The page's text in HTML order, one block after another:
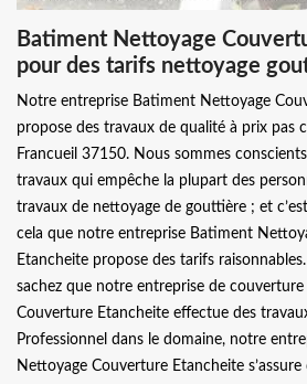
Batiment Nettoyage
pour des tarifs nettoyage
Notre entreprise Batiment Nettoyage
propose des travaux de qualité à prix pas
Francueil 37150. Nous sommes
travaux qui empêche la plupart des
travaux de nettoyage de gouttière ; et
cela que notre entreprise Batiment
Etancheite propose des tarifs
sachez que notre entreprise de
Couverture Etancheite effectue des
Professionnel dans le domaine, notre
Nettoyage Couverture Etancheite